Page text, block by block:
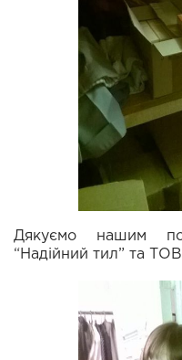
Дякуємо нашим
“Надійний тил” та